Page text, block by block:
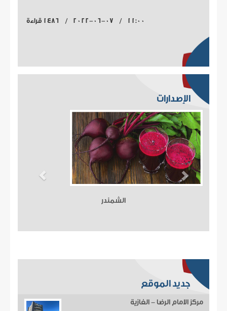
11:00 / 2022-06-07 / 1486 قراءة
الإصدارات
الشمندر
جديد الموقع
مركز الامام الرضا - الغازية